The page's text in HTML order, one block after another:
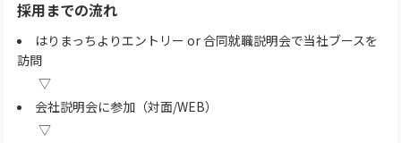
採用までの流れ
はりまっちよりエントリー or 合同就職説明会で当社ブースを
訪問
会社説明会に参加（対面/WEB）